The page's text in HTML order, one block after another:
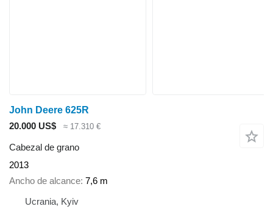
John Deere 625R
20.000 US$
≈ 17.310 €
Cabezal de grano
2013
Ancho de alcance 7,6 m
Ucrania, Kyiv